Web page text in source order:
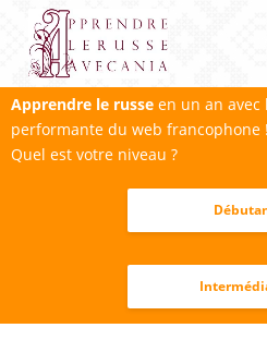
Apprendre le russe en un an
performante du web francophone !
Quel est votre niveau ?